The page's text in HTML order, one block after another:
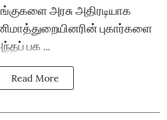
அரசு அதிரடியாக
புகார்களை
பக ...
Read More